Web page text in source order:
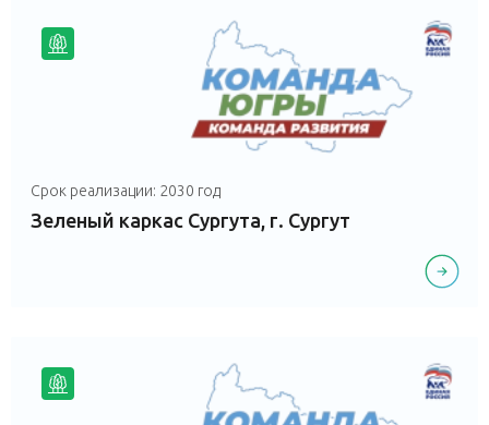
Срок реализации: 2030 год
Зеленый каркас Сургута, г. Сургут